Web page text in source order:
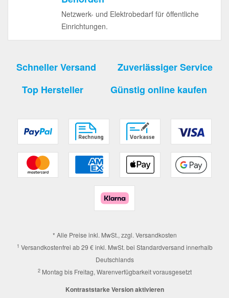
Netzwerk- und Elektrobedarf für öffentliche
Einrichtungen.
Schneller Versand
Zuverlässiger Service
Top Hersteller
Günstig online kaufen
* Alle Preise inkl. MwSt., zzgl. Versandkosten
1 Versandkostenfrei ab 29 € inkl. MwSt. bei Standardversand innerhalb
Deutschlands
2Montag bis Freitag, Warenverfügbarkeit vorausgesetzt
Kontraststarke Version aktivieren